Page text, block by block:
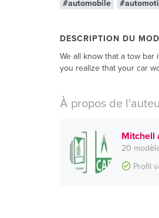
#automobile
DESCRIPTION DU
We all know that a tow
you realize that your car
À propos de
Mitchell
20
Profil